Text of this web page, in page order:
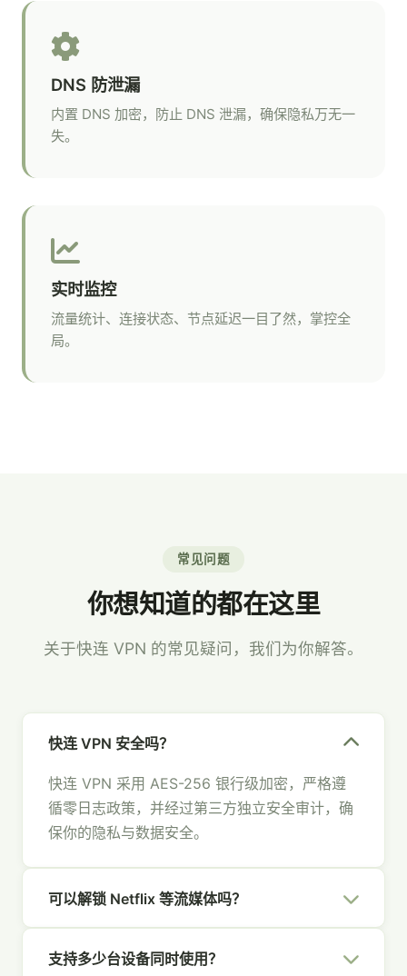
DNS 防泄漏
内置 DNS 加密，防止 DNS 泄漏，确保隐私万无一
失。
实时监控
流量统计、连接状态、节点延迟一目了然，掌控全
局。
常见问题
你想知道的都在这里
关于快连 VPN 的常见疑问，我们为你解答。
快连 VPN 安全吗？
快连 VPN 采用 AES-256 银行级加密，严格遵
循零日志政策，并经过第三方独立安全审计，确
保你的隐私与数据安全。
可以解锁 Netflix 等流媒体吗？
支持 Netflix、Hulu、Disney+、YouTube 等主
支持多少台设备同时使用？